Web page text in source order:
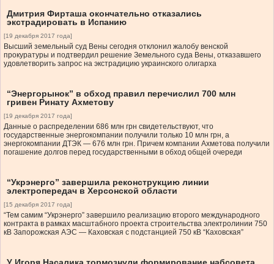
Дмитрия Фирташа окончательно отказались
экстрадировать в Испанию
[19 декабря 2017 года]
Высший земельный суд Вены сегодня отклонил жалобу венской
прокуратуры и подтвердил решение Земельного суда Вены, отказавшего
удовлетворить запрос на экстрадицию украинского олигарха
“Энергорынок” в обход правил перечислил 700 млн
гривен Ринату Ахметову
[19 декабря 2017 года]
Данные о распределении 686 млн грн свидетельствуют, что
государственные энергокомпании получили только 10 млн грн, а
энергокомпании ДТЭК — 676 ​​млн грн. Причем компании Ахметова получили
погашение долгов перед государственными в обход общей очереди
“Укрэнерго” завершила реконструкцию линии
электропередач в Херсонской области
[15 декабря 2017 года]
“Тем самим “Укрэнерго” завершило реализацию второго международного
контракта в рамках масштабного проекта строительства электролинии 750
кВ Запорожская АЭС — Каховская с подстанцией 750 кВ “Каховская”